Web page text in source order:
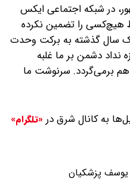
در شبکه اجتماعی ایکس
هیچ‌کسی را تضمین نکرده
سال گذشته به برکت وحدت
نداد دشمن بر ما غلبه
هم برمی‌گردد. سرنوشت ما
به کانال شرق در «تلگرام»
یوسف پزشکیان